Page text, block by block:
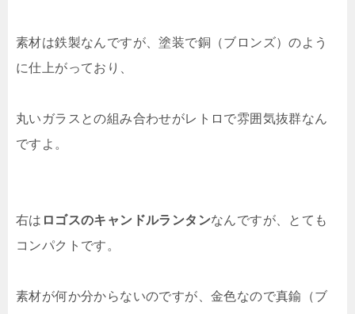
素材は鉄製なんですが、塗装で銅（ブロンズ）のよう
に仕上がっており、
丸いガラスとの組み合わせがレトロで雰囲気抜群なん
ですよ。
右は ロゴスのキャンドルランタンなんですが、とても
コンパクトです。
素材が何か分からないのですが、金色なので真鍮（ブ